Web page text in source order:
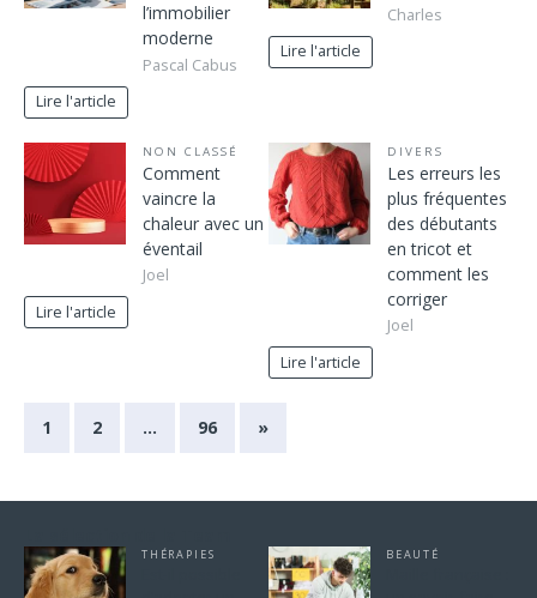
l’immobilier
moderne
Pascal Cabus
Lire l'article
Charles
Lire l'article
NON CLASSÉ
Comment
vaincre la
chaleur avec un
éventail
Joel
Lire l'article
DIVERS
Les erreurs les
plus fréquentes
des débutants
en tricot et
comment les
corriger
Joel
Lire l'article
1 2 … 96 »
THÉRAPIES BEAUTÉ